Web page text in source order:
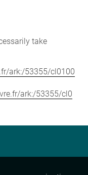
take
ark:/53355/cl0100
ark:/53355/cl0